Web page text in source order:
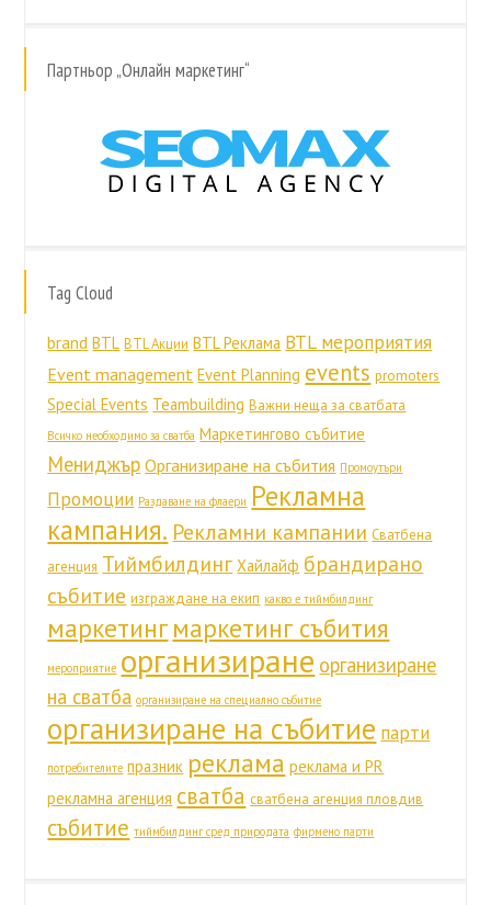
Партньор „Онлайн маркетинг“
Tag Cloud
brand BTL BTL Акции BTL Реклама BTL мероприятия
Event management Event Planning events promoters
Special Events Teambuilding Важни неща за сватбата
Всичко необходимо за сватба Маркетингово събитие
Мениджър Организиране на събития Промоутъри
Промоции Раздаване на флаери Рекламна
кампания. Рекламни кампании Сватбена
агенция Тиймбилдинг Хайлайф брандирано
събитие изграждане на екип какво е тиймбилдинг
маркетинг маркетинг събития
мероприятие организиране организиране
на сватба организиране на специално събитие
организиране на събитие парти
потребителите празник реклама реклама и PR
рекламна агенция сватба сватбена агенция пловдив
събитие тиймбилдинг сред природата фирмено парти